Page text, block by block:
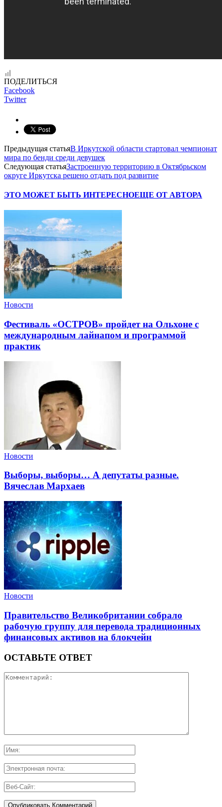
ПОДЕЛИТЬСЯ
Facebook
Twitter
Предыдущая статьяВ Иркутской области стартовал чемпионат
мира по бенди среди девушек
Следующая статьяЗастроенную территорию в Октябрьском
округе Иркутска решено отдать под развитие
ЭТО МОЖЕТ БЫТЬ ИНТЕРЕСНОЕЩЕ ОТ АВТОРА
Новости
Фестиваль «ОСТРОВ» пройдет на Ольхоне с
международным лайнапом и программой
практик
Новости
Выборы, выборы… А депутаты разные.
Вячеслав Мархаев
Новости
Правительство Великобритании собрало
рабочую группу для перевода традиционных
финансовых активов на блокчейн
ОСТАВЬТЕ ОТВЕТ